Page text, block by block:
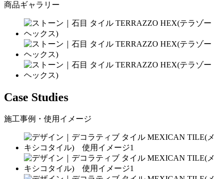
商品ギャラリー
Case Studies
施工事例・使用イメージ